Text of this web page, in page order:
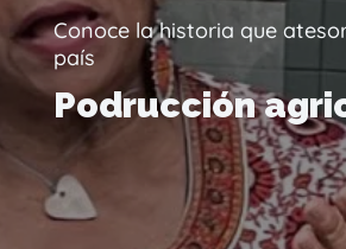
Conoce la historia que
país
Podrucción